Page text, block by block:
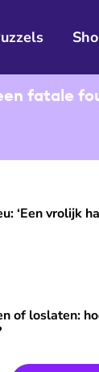
fatale
niet
‘Een vrolijk
‘Een vrolijk
te zijn’
of loslaten:
of loslaten: